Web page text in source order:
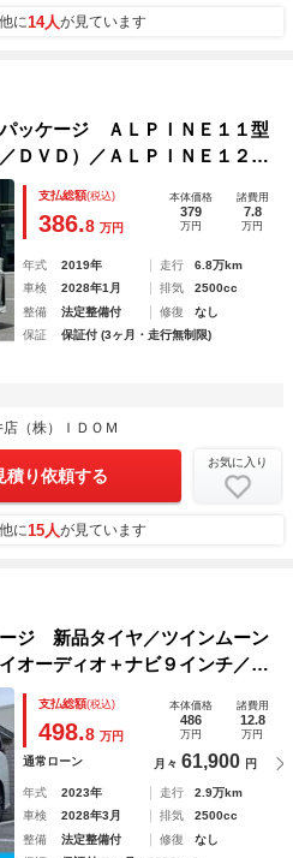
に14人が見ています
ッケージ ＡＬＰＩＮＥ１１型
ＤＶＤ）／ＡＬＰＩＮＥ１２型
ルーフ／レーダークルーズコン
Ｍ／両側パワスラ／メモリ付き
支払総額(税込)
386.8 万円
本体価格
379
万円
諸費用
7.8
万円
年式 2019年 走行
6.8万km
車検
2028年1月 排気
2500cc
整備
法定整備付 修復
なし
保証
保証付 (3ヶ月・走行無制限)
（株）ＩＤＯＭ
積り依頼する
お気に入り
に15人が見ています
ジ 新品タイヤ／ツインムーン
オーディオ＋ナビ９インチ／フ
２．１インチ／デジタルイン
センス
支払総額(税込)
498.8 万円
本体価格
486
万円
諸費用
12.8
万円
通常ローン 月々 61,900 円
年式 2023年 走行
2.9万km
車検
2028年3月 排気
2500cc
整備
法定整備付 修復
なし